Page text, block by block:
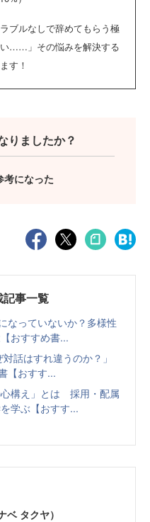
ブルなしで辞めてもらう極
……」その悩みを解決する
す！
りましたか？
考になった
記事一覧
なっていないか？多様性
おすすめ書...
話はすれ違うのか？」
【おすす...
構え」とは 採用・配属
学ぶ【おすす...
ベ タクヤ）